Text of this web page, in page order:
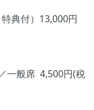
典付）13,000円
一般席 4,500円(税